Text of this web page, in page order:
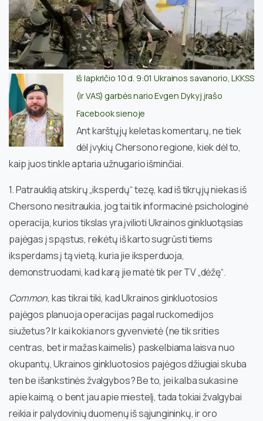
Iš lapkričio 10 d. 9:01 Ukrainos savanorio, LKKSS
(ir VAS) garbės nario Evgen Dykyj įrašo
Facebook sienoje
Ant karštųjų keletas komentarų, ne tiek
dėl įvykių Chersono regione, kiek dėl to,
kaip juos tinkle aptaria užnugario išminčiai.
1. Patrauklią atskirų „iksperdų“ tezę, kad iš tikrųjų niekas iš
Chersono nesitraukia, jog tai tik informacinė psichologinė
operacija, kurios tikslas yra įvilioti Ukrainos ginkluotąsias
pajėgas į spąstus, reikėtų iš karto sugrūsti tiems
iksperdams į tą vietą, kuria jie iksperduoja,
demonstruodami, kad karą jie matė tik per TV „dėžę“.
Common, kas tikrai tiki, kad Ukrainos ginkluotosios
pajėgos planuoja operacijas pagal ruckomedijos
siužetus? Ir kai kokia nors gyvenvietė (ne tik srities
centras, bet ir mažas kaimelis) paskelbiama laisva nuo
okupantų, Ukrainos ginkluotosios pajėgos džiugiai skuba
ten be išankstinės žvalgybos? Be to, jei kalba sukasi ne
apie kaimą, o bent jau apie miestelį, tada tokiai žvalgybai
reikia ir palydovinių duomenų iš sąjungininkų, ir oro